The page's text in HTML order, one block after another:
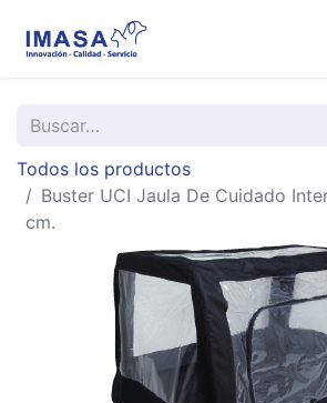
Todos los productos
Buster UCI Jaula De Cuidado
cm.